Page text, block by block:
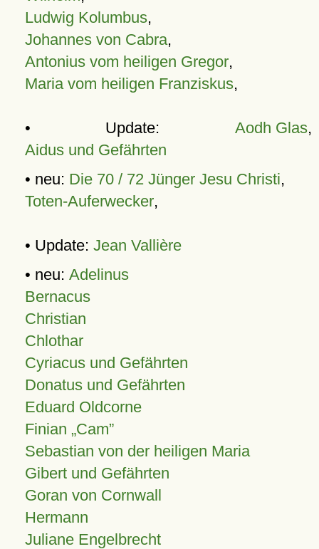
Ludwig Kolumbus,
Johannes von Cabra,
Antonius vom heiligen Gregor,
Maria vom heiligen Franziskus,
• Update: Aodh Glas,
Aidus und Gefährten
• neu: Die 70 / 72 Jünger Jesu Christi,
Toten-Auferwecker,
• Update: Jean Vallière
• neu: Adelinus
Bernacus
Christian
Chlothar
Cyriacus und Gefährten
Donatus und Gefährten
Eduard Oldcorne
Finian Cam
Sebastian von der heiligen Maria
Gibert und Gefährten
Goran von Cornwall
Hermann
Juliane Engelbrecht